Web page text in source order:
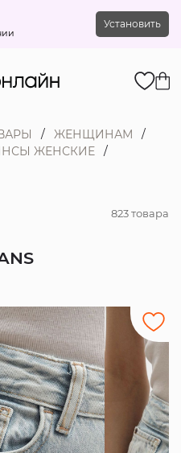
Установить
ЖЕНЩИНАМ
ЖЕНСКИЕ
823 товара